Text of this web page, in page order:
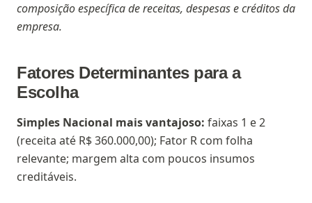
composição específica de receitas, despesas e créditos da
empresa.
Fatores Determinantes para a
Escolha
Simples Nacional mais vantajoso: faixas 1 e 2
(receita até R$ 360.000,00); Fator R com folha
relevante; margem alta com poucos insumos
creditáveis.